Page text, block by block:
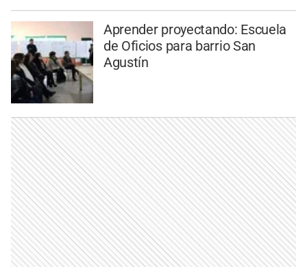
Aprender proyectando: Escuela
de Oficios para barrio San
Agustín